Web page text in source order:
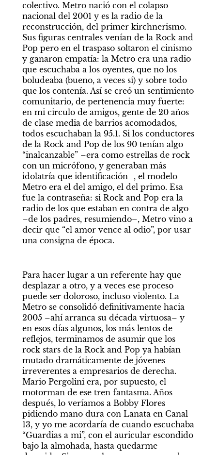
colectivo. Metro nació con el colapso
nacional del 2001 y es la radio de la
reconstrucción, del primer kirchnerismo.
Sus figuras centrales venían de la Rock and
Pop pero en el traspaso soltaron el cinismo
y ganaron empatía: la Metro era una radio
que escuchaba a los oyentes, que no los
boludeaba (bueno, a veces sí) y sobre todo
que los contenía. Así se creó un sentimiento
comunitario, de pertenencia muy fuerte:
en mi circulo de amigos, gente de 20 años
de clase media de barrios acomodados,
todos escuchaban la 95.1. Si los conductores
de la Rock and Pop de los 90 tenían algo
“inalcanzable” –era como estrellas de rock
con un micrófono, y generaban más
idolatría que identificación–, el modelo
Metro era el del amigo, el del primo. Esa
fue la contraseña: si Rock and Pop era la
radio de los que estaban en contra de algo
–de los padres, resumiendo–, Metro vino a
decir que “el amor vence al odio”, por usar
una consigna de época.
Para hacer lugar a un referente hay que
desplazar a otro, y a veces ese proceso
puede ser doloroso, incluso violento. La
Metro se consolidó definitivamente hacia
2005 –ahí arranca su década virtuosa– y
en esos días algunos, los más lentos de
reflejos, terminamos de asumir que los
rock stars de la Rock and Pop ya habían
mutado dramáticamente de jóvenes
irreverentes a empresarios de derecha.
Mario Pergolini era, por supuesto, el
motorman de ese tren fantasma. Años
después, lo veríamos a Bobby Flores
pidiendo mano dura con Lanata en Canal
13, y yo me acordaría de cuando escuchaba
“Guardias a mi”, con el auricular escondido
bajo la almohada, hasta quedarme